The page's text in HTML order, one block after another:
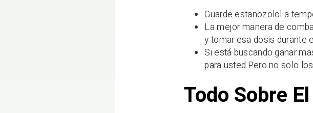
Guarde estanozolol a
La mejor manera de
y tomar esa dosis durante
Si está buscando ganar
para usted.Pero no solo
Todo Sobre